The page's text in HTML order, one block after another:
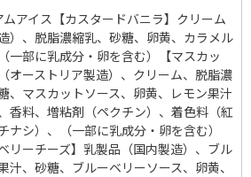
ムアイス【カスタードバニラ】クリーム
造）、脱脂濃縮乳、砂糖、卵黄、カラメル
一部に乳成分・卵を含む）【マスカッ
オーストリア製造）、クリーム、脱脂濃
、マスカットソース、卵黄、レモン果汁
香料、増粘剤（ペクチン）、着色料（紅
ナシ）、（一部に乳成分・卵を含む）
リーチーズ】乳製品（国内製造）、ブル
汁、砂糖、ブルーベリーソース、卵黄、